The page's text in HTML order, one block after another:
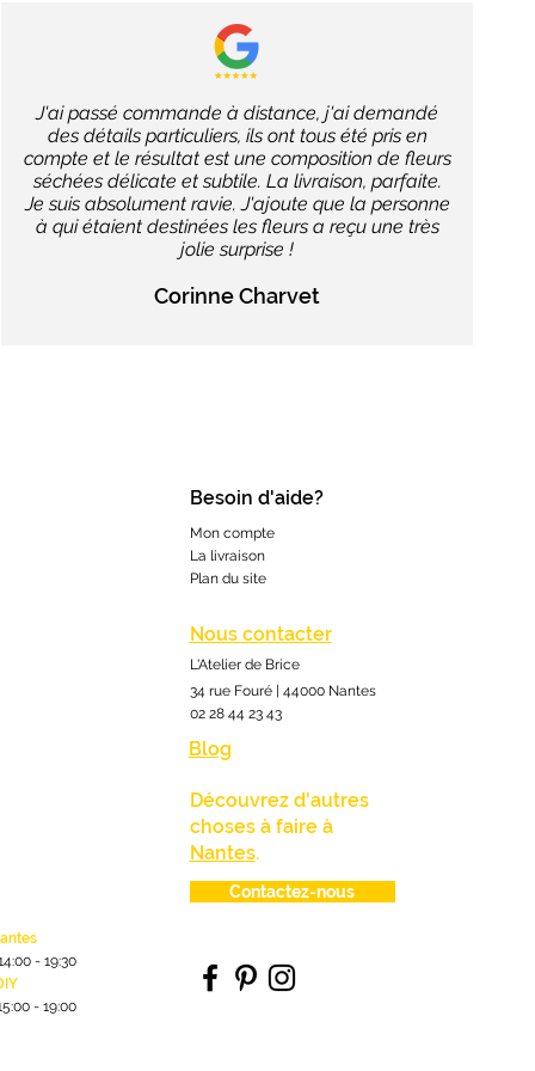
J'ai passé commande à distance, j'ai demandé
des détails particuliers, ils ont tous été pris en
compte et le résultat est une composition de fleurs
séchées délicate et subtile. La livraison, parfaite.
Je suis absolument ravie. J'ajoute que la personne
à qui étaient destinées les fleurs a reçu une très
jolie surprise !
Corinne Charvet
4:00- 19:30
- 19:00
Besoin d'aide?
Mon compte
La livraison
Plan du site
Nous contacter
L'Atelier de Brice
34 rue Fouré | 44000 Nantes
02 28 44 23 43
Blog
Découvrez d'autres
choses à faire à
Nantes.
Contactez-nous